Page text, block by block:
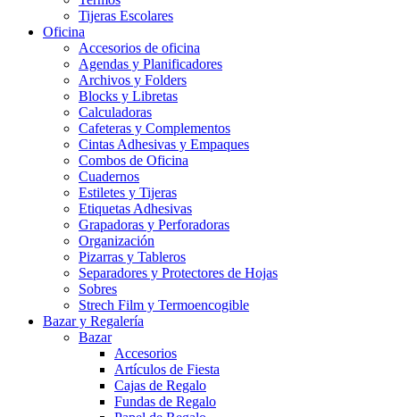
Tijeras Escolares
Oficina
Accesorios de oficina
Agendas y Planificadores
Archivos y Folders
Blocks y Libretas
Calculadoras
Cafeteras y Complementos
Cintas Adhesivas y Empaques
Combos de Oficina
Cuadernos
Estiletes y Tijeras
Etiquetas Adhesivas
Grapadoras y Perforadoras
Organización
Pizarras y Tableros
Separadores y Protectores de Hojas
Sobres
Strech Film y Termoencogible
Bazar y Regalería
Bazar
Accesorios
Artículos de Fiesta
Cajas de Regalo
Fundas de Regalo